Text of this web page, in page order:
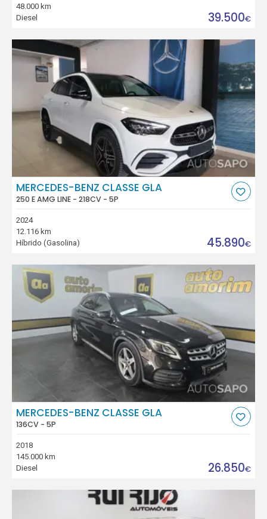
48.000 km
Diesel
39.500€
MERCEDES-BENZ CLASSE GLA
250 E AMG LINE - 218CV - 5P
2024
12.116 km
Híbrido (Gasolina)
45.890€
MERCEDES-BENZ CLASSE GLA
136CV - 5P
2018
145.000 km
Diesel
26.850€